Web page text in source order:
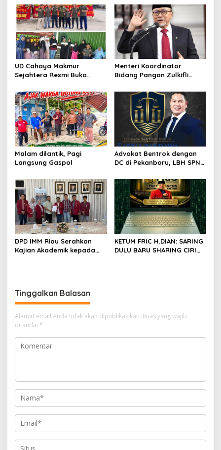
i
p
o
s
UD Cahaya Makmur
Sejahtera Resmi Buka
Santuni 20 Anak Yatim
Menteri Koordinator
Bidang Pangan Zulkifli
Seluruh Program
Pemerintahan Presiden RI
H. Prabowo Subianto
Malam dilantik, Pagi
Langsung Gaspol
Advokat Bentrok dengan
DC di Pekanbaru, LBH SPN
Dugaan Premanisme
DPD IMM Riau Serahkan
Kajian Akademik kepada
KETUM FRIC H.DIAN: SARING
DULU BARU SHARING CIRI
Tinggalkan Balasan
Alamat email Anda tidak akan dipublikasikan. Ruas yang wajib
ditandai *